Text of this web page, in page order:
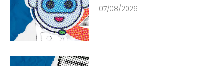
07/08/2026